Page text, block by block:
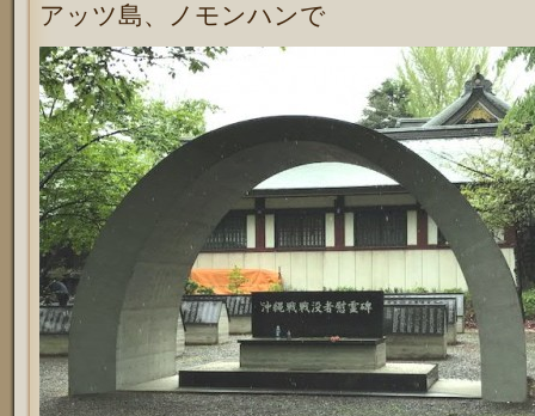
アッツ島、ノモンハンで